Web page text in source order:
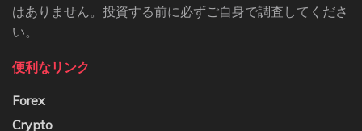
はありません。投資する前に必ずご自身で調査してくださ
い。
便利なリンク
Forex
Crypto